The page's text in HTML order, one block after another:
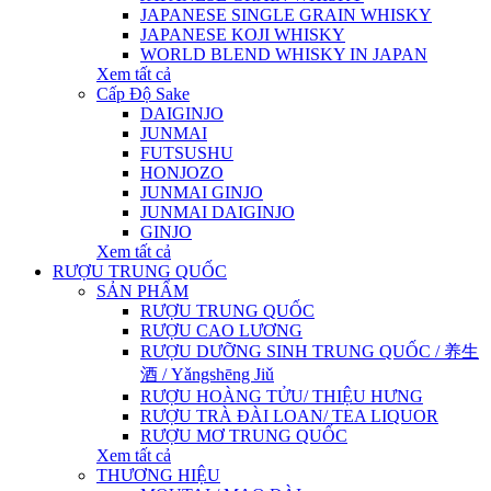
JAPANESE SINGLE GRAIN WHISKY
JAPANESE KOJI WHISKY
WORLD BLEND WHISKY IN JAPAN
Xem tất cả
Cấp Độ Sake
DAIGINJO
JUNMAI
FUTSUSHU
HONJOZO
JUNMAI GINJO
JUNMAI DAIGINJO
GINJO
Xem tất cả
RƯỢU TRUNG QUỐC
SẢN PHẨM
RƯỢU TRUNG QUỐC
RƯỢU CAO LƯƠNG
RƯỢU DƯỠNG SINH TRUNG QUỐC / 养生
酒 / Yǎngshēng Jiǔ
RƯỢU HOÀNG TỬU/ THIỆU HƯNG
RƯỢU TRÀ ĐÀI LOAN/ TEA LIQUOR
RƯỢU MƠ TRUNG QUỐC
Xem tất cả
THƯƠNG HIỆU